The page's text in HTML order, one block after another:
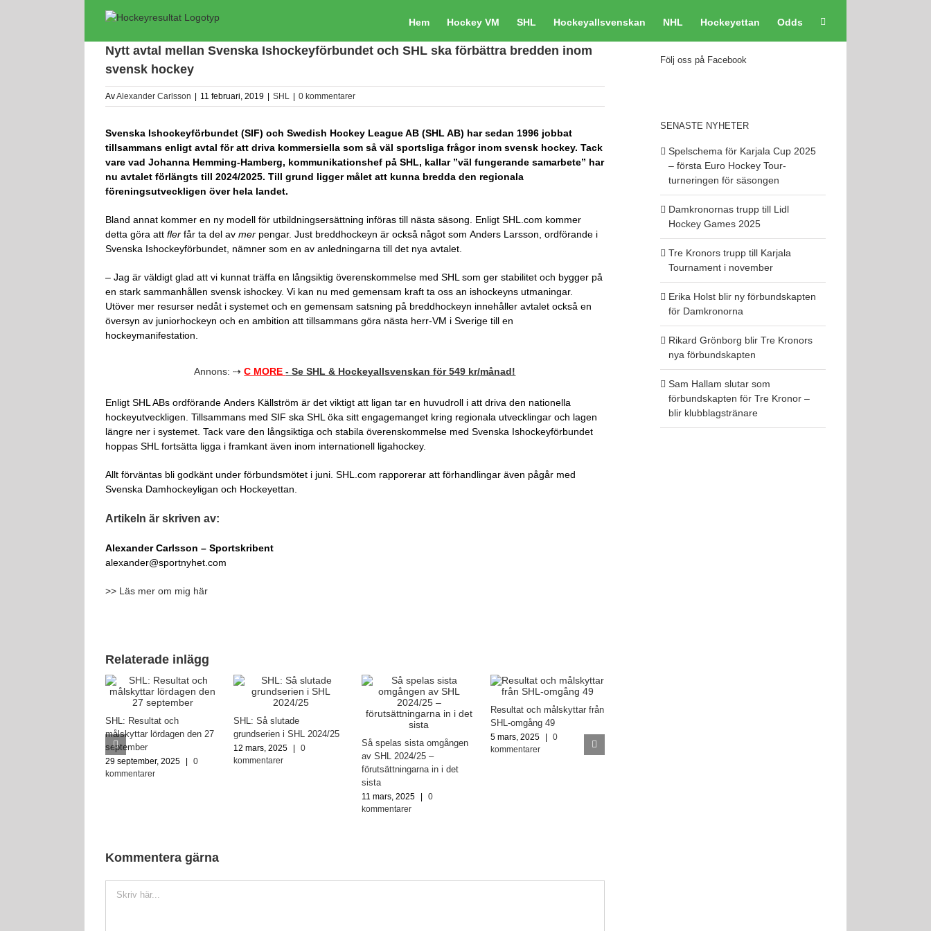
Hem Hockey VM SHL Hockeyallsvenskan NHL Hockeyettan Odds
Nytt avtal mellan Svenska Ishockeyförbundet och SHL ska förbättra bredden inom
svensk hockey
AvAlexander Carlsson 11 februari, 2019 SHL 0 kommentarer
Svenska Ishockeyförbundet (SIF) och Swedish Hockey League AB (SHL AB) har sedan 1996 jobbat
tillsammans enligt avtal för att driva kommersiella som så väl sportsliga frågor inom svensk hockey. Tack
vare vad Johanna Hemming-Hamberg, kommunikationshef på SHL, kallar ”väl fungerande samarbete” har
nu avtalet förlängts till 2024/2025. Till grund ligger målet att kunna bredda den regionala
föreningsutveckligen över hela landet.
Bland annat kommer en ny modell för utbildningsersättning införas till nästa säsong. Enligt SHL.com kommer
detta göra att fler får ta del av mer pengar. Just breddhockeyn är också något som Anders Larsson, ordförande i
Svenska Ishockeyförbundet, nämner som en av anledningarna till det nya avtalet.
– Jag är väldigt glad att vi kunnat träffa en långsiktig överenskommelse med SHL som ger stabilitet och bygger på
en stark sammanhållen svensk ishockey. Vi kan nu med gemensam kraft ta oss an ishockeyns utmaningar.
Utöver mer resurser nedåt i systemet och en gemensam satsning på breddhockeyn innehåller avtalet också en
översyn av juniorhockeyn och en ambition att tillsammans göra nästa herr-VM i Sverige till en
hockeymanifestation.
Annons: ⇢C MORE- Se SHL & Hockeyallsvenskan för 549 kr/månad!
Enligt SHL ABs ordförande Anders Källström är det viktigt att ligan tar en huvudroll i att driva den nationella
hockeyutveckligen. Tillsammans med SIF ska SHL öka sitt engagemanget kring regionala utvecklingar och lagen
längre ner i systemet. Tack vare den långsiktiga och stabila överenskommelse med Svenska Ishockeyförbundet
hoppas SHL fortsätta ligga i framkant även inom internationell ligahockey.
Allt förväntas bli godkänt under förbundsmötet i juni. SHL.com rapporerar att förhandlingar även pågår med
Svenska Damhockeyligan och Hockeyettan.
Artikeln är skriven av:
Alexander Carlsson – Sportskribent
alexander@sportnyhet.com
>> Läs mer om mig här
Relaterade inlägg
SHL: Resultat och
målskyttar lördagen den 27
september
29 september, 2025 |
0
kommentarer
SHL: Så slutade
grundserien i SHL 2024/25
12 mars, 2025 |
0
kommentarer
Så spelas sista omgången
av SHL 2024/25 –
förutsättningarna in i det
sista
11 mars, 2025 |
0
kommentarer
Resultat och målskyttar från
SHL-omgång 49
5 mars, 2025 |
0
kommentarer
Kommentera gärna
Följ oss på Facebook
SENASTE NYHETER
Spelschema för Karjala Cup 2025
– första Euro Hockey Tour-
turneringen för säsongen
Damkronornas trupp till Lidl
Hockey Games 2025
Tre Kronors trupp till Karjala
Tournament i november
Erika Holst blir ny förbundskapten
för Damkronorna
Rikard Grönborg blir Tre Kronors
nya förbundskapten
Sam Hallam slutar som
förbundskapten för Tre Kronor –
blir klubblagstränare